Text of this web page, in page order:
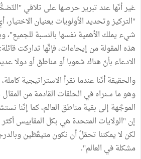
غير أنّها عند تبرير حرصها على تلافي
"التركيز وتحديد الأولويات يعنيان
شيء يملك الأهمية نفسها بالنسبة للجميع"،
هذه المقولة من إيحاءات، فإنَّها تداركت
الادعاء بأنّ هناك شعوبا أو مناطق أو دولا
والحقيقة أنّنا عندما نقرأ الاستراتيجية
وهو ما سنراه في الحلقات القادمة من
الموجَّهة إلى بقية مناطق العالم، كما إنّنا
إن "الولايات المتحدة هي بكل المقاييس
لكن لا يمكننا تحمّلُ أن نكون متيقّظين
مشكلة في العالم".